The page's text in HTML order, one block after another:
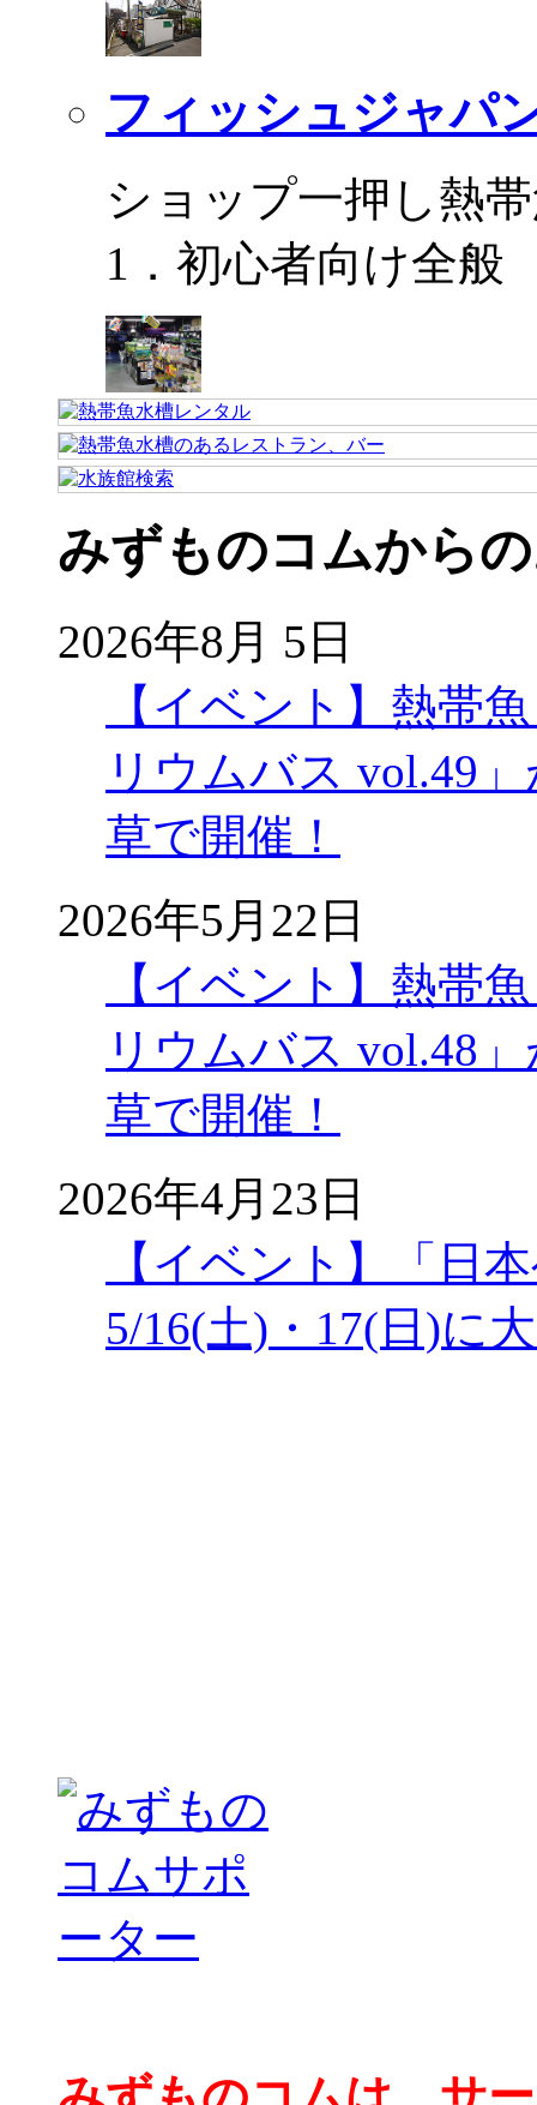
フィッシュジャパ
ショップ一押し熱
1．初心者向け全
みずものコムから
2026年8月 5日
【イベント】熱帯
リウムバス vol.49
草で開催！
2026年5月22日
【イベント】熱帯
リウムバス vol.48
草で開催！
2026年4月23日
【イベント】「日
5/16(土)・17(日)に